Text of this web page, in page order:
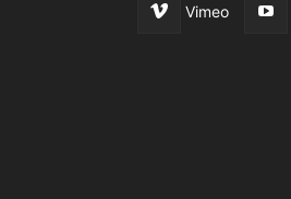
Vimeo